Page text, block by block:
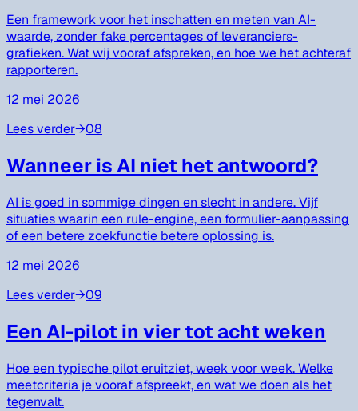
Een framework voor het inschatten en meten van AI-
waarde, zonder fake percentages of leveranciers-
grafieken. Wat wij vooraf afspreken, en hoe we het achteraf
rapporteren.
12 mei 2026
Lees verder→08
Wanneer is AI niet het antwoord?
AI is goed in sommige dingen en slecht in andere. Vijf
situaties waarin een rule-engine, een formulier-aanpassing
of een betere zoekfunctie betere oplossing is.
12 mei 2026
Lees verder→09
Een AI-pilot in vier tot acht weken
Hoe een typische pilot eruitziet, week voor week. Welke
meetcriteria je vooraf afspreekt, en wat we doen als het
tegenvalt.